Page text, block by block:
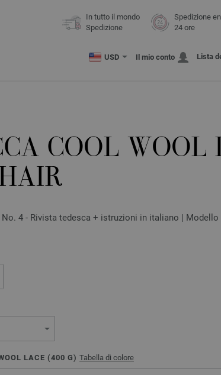
In tutto il mondo
Spedizione
Spedizione
24 ore
USD Il mio conto Lista
COOL WOOL
4 - Rivista tedesca + istruzioni in italiano | Modello
LACE (400 G) Tabella di colore